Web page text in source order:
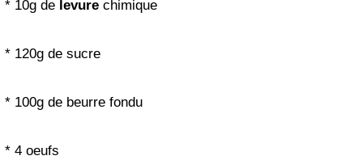
* 10g de levure chimique
* 120g de sucre
* 100g de beurre fondu
* 4 oeufs